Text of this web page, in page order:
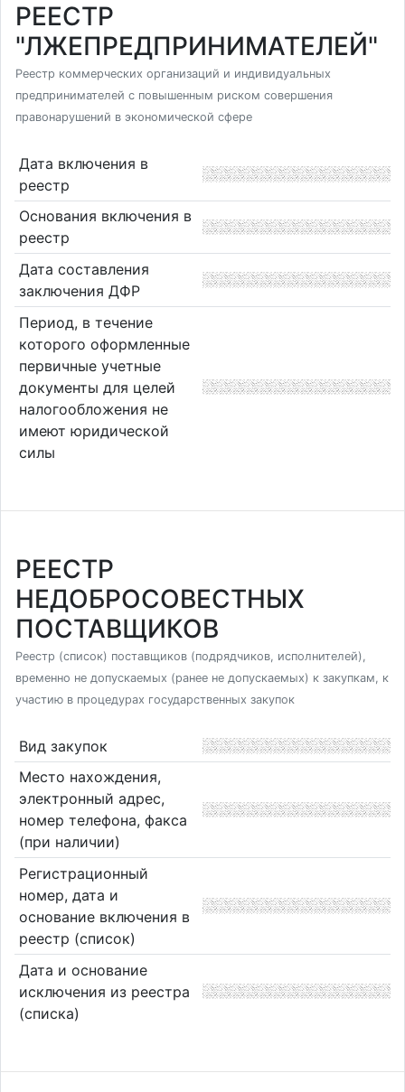
РЕЕСТР
"ЛЖЕПРЕДПРИНИМАТЕЛЕЙ"
Реестр коммерческих организаций и индивидуальных
предпринимателей с повышенным риском совершения
правонарушений в экономической сфере
Дата включения в
реестр
Основания включения в
реестр
Дата составления
заключения ДФР
Период, в течение
которого оформленные
первичные учетные
документы для целей
налогообложения не
имеют юридической
силы
РЕЕСТР
НЕДОБРОСОВЕСТНЫХ
ПОСТАВЩИКОВ
Реестр (список) поставщиков (подрядчиков, исполнителей),
временно не допускаемых (ранее не допускаемых) к закупкам, к
участию в процедурах государственных закупок
Вид закупок
Место нахождения,
электронный адрес,
номер телефона, факса
(при наличии)
Регистрационный
номер, дата и
основание включения в
реестр (список)
Дата и основание
исключения из реестра
(списка)